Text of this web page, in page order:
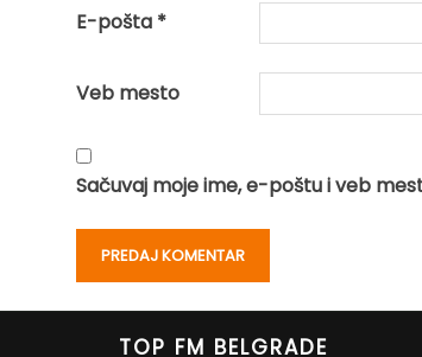
E-pošta *
Veb mesto
Sačuvaj moje ime, e-poštu i veb
TOP FM BELGRADE